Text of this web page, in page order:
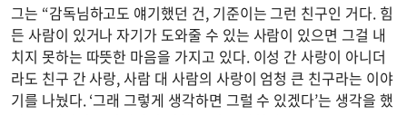
그는 “감독님하고도 얘기했던 건, 기준이는 그런 친구인 거다. 힘
든 사람이 있거나 자기가 도와줄 수 있는 사람이 있으면 그걸 내
치지 못하는 따뜻한 마음을 가지고 있다. 이성 간 사랑이 아니더
라도 친구 간 사랑, 사람 대 사람의 사랑이 엄청 큰 친구라는 이야
기를 나눴다. ‘그래 그렇게 생각하면 그럴 수 있겠다’는 생각을 했